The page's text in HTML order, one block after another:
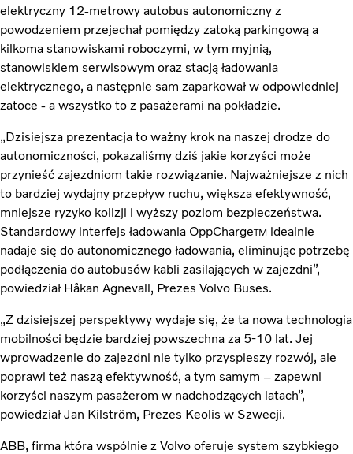
elektryczny 12-metrowy autobus autonomiczny z
powodzeniem przejechał pomiędzy zatoką parkingową a
kilkoma stanowiskami roboczymi, w tym myjnią,
stanowiskiem serwisowym oraz stacją ładowania
elektrycznego, a następnie sam zaparkował w odpowiedniej
zatoce - a wszystko to z pasażerami na pokładzie.
„Dzisiejsza prezentacja to ważny krok na naszej drodze do
autonomiczności, pokazaliśmy dziś jakie korzyści może
przynieść zajezdniom takie rozwiązanie. Najważniejsze z nich
to bardziej wydajny przepływ ruchu, większa efektywność,
mniejsze ryzyko kolizji i wyższy poziom bezpieczeństwa.
Standardowy interfejs ładowania OppChargeTM idealnie
nadaje się do autonomicznego ładowania, eliminując potrzebę
podłączenia do autobusów kabli zasilających w zajezdni”,
powiedział Håkan Agnevall, Prezes Volvo Buses.
„Z dzisiejszej perspektywy wydaje się, że ta nowa technologia
mobilności będzie bardziej powszechna za 5-10 lat. Jej
wprowadzenie do zajezdni nie tylko przyspieszy rozwój, ale
poprawi też naszą efektywność, a tym samym – zapewni
korzyści naszym pasażerom w nadchodzących latach”,
powiedział Jan Kilström, Prezes Keolis w Szwecji.
ABB, firma która wspólnie z Volvo oferuje system szybkiego